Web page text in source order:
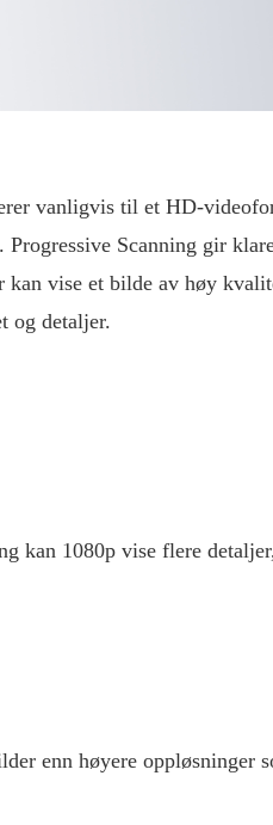
vanligvis til et HD-
Scanning gir
kan vise et bilde av høy
og detaljer.
kan 1080p vise flere
enn høyere oppløsninger